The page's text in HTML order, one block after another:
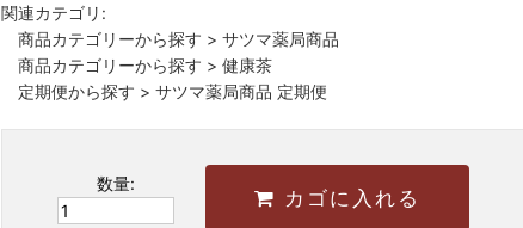
関連カテゴリ:
商品カテゴリーから探す > サツマ薬局商品
商品カテゴリーから探す > 健康茶
定期便から探す > サツマ薬局商品 定期便
数量:
カゴに入れる